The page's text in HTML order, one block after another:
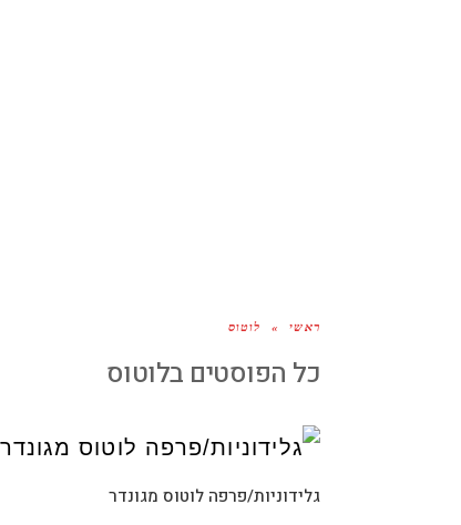
ראשי » לוטוס
כל הפוסטים בלוטוס
גלידוניות/פרפה לוטוס מגונדר